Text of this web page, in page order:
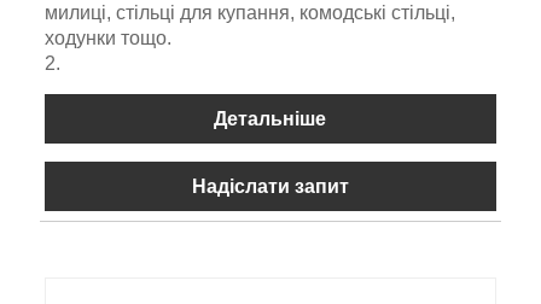
милиці, стільці для купання, комодські стільці,
ходунки тощо.
2.
Детальніше
Надіслати запит